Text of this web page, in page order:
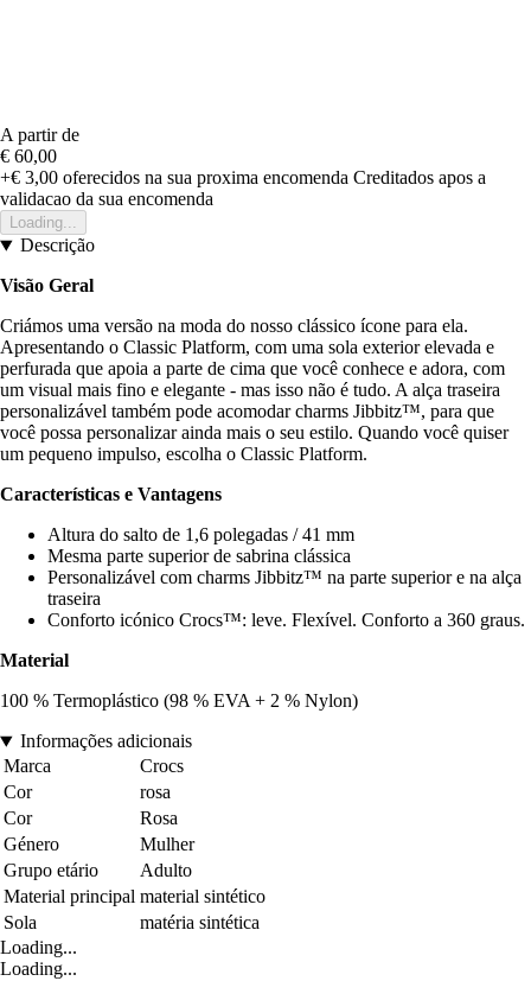
A partir de
€ 60,00
+€ 3,00 oferecidos na sua proxima encomenda Creditados apos a
validacao da sua encomenda
Loading...
Descrição
Visão Geral
Criámos uma versão na moda do nosso clássico ícone para ela.
Apresentando o Classic Platform, com uma sola exterior elevada e
perfurada que apoia a parte de cima que você conhece e adora, com
um visual mais fino e elegante - mas isso não é tudo. A alça traseira
personalizável também pode acomodar charms Jibbitz™, para que
você possa personalizar ainda mais o seu estilo. Quando você quiser
um pequeno impulso, escolha o Classic Platform.
Características e Vantagens
Altura do salto de 1,6 polegadas / 41 mm
Mesma parte superior de sabrina clássica
Personalizável com charms Jibbitz™ na parte superior e na alça
traseira
Conforto icónico Crocs™: leve. Flexível. Conforto a 360 graus.
Material
100 % Termoplástico (98 % EVA + 2 % Nylon)
Informações adicionais
Marca
Crocs
Cor
rosa
Cor
Rosa
Género
Mulher
Grupo etário
Adulto
Material principal material sintético
Sola
matéria sintética
Loading...
Loading...